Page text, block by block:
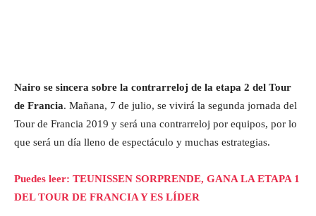
Nairo se sincera sobre la contrarreloj de la etapa 2 del Tour
de Francia. Mañana, 7 de julio, se vivirá la segunda jornada del
Tour de Francia 2019 y será una contrarreloj por equipos, por lo
que será un día lleno de espectáculo y muchas estrategias.
Puedes leer: TEUNISSEN SORPRENDE, GANA LA ETAPA 1
DEL TOUR DE FRANCIA Y ES LÍDER